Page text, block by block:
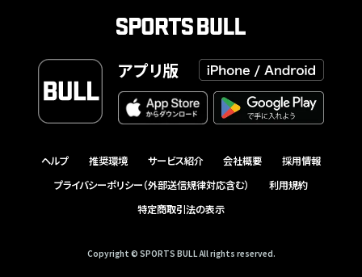
アプリ版
ヘルプ 推奨環境 サービス紹介 会社概要
採用情報
プライバシーポリシー（外部送信規律対応含む）
利用規約
特定商取引法の表示
Copyright © SPORTS BULL All rights reserved.